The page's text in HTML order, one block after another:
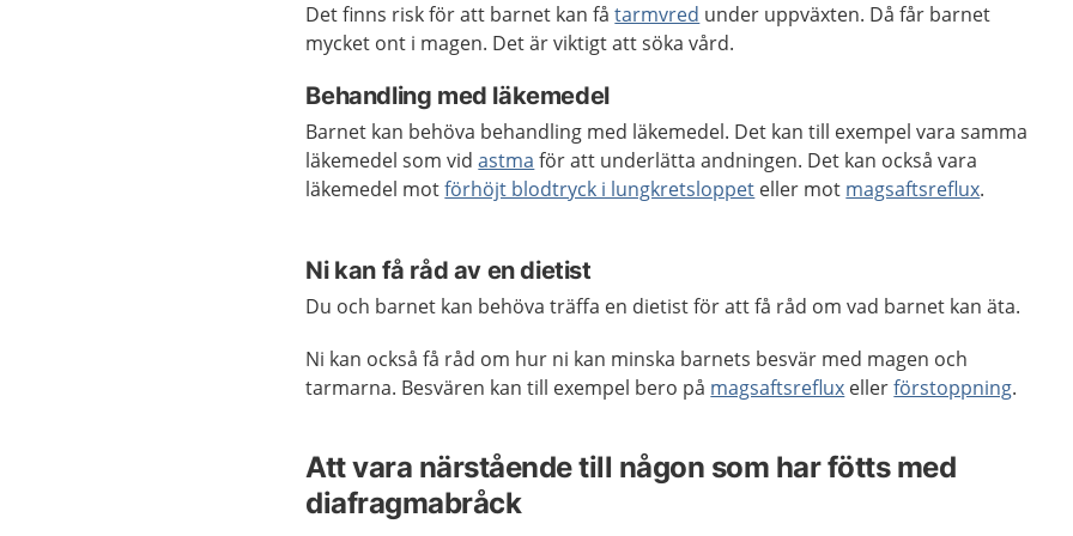
Det finns risk för att barnet kan fåtarmvred under uppväxten. Då får barnet
mycket ont i magen. Det är viktigt att söka vård.
Behandling med läkemedel
Barnet kan behöva behandling med läkemedel. Det kan till exempel vara samma
läkemedel som vidastma för att underlätta andningen. Det kan också vara
läkemedel motförhöjt blodtryck i lungkretsloppet eller mot magsaftsreflux.
Ni kan få råd av en dietist
Du och barnet kan behöva träffa en dietist för att få råd om vad barnet kan äta.
Ni kan också få råd om hur ni kan minska barnets besvär med magen och
tarmarna. Besvären kan till exempel bero på magsaftsreflux ellerförstoppning.
Att vara närstående till någon som har fötts med
diafragmabråck